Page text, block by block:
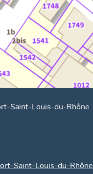
Saint-Louis-du-Rhône
Saint-Louis-du-Rhône